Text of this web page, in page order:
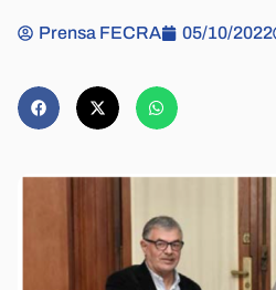
Prensa FECRA 05/10/2022